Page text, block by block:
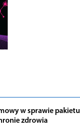
w sprawie pakietu
zdrowia